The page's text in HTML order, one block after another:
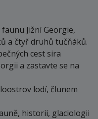
Jižní Georgie,
a čtyř druhů tučňáků.
cest sira
a zastavte se na
lodí, člunem
historii, glaciologii